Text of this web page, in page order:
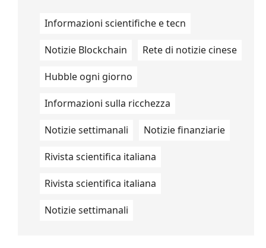
Informazioni scientifiche e tecn
Notizie Blockchain Rete di notizie cinese
Hubble ogni giorno
Informazioni sulla ricchezza
Notizie settimanali Notizie finanziarie
Rivista scientifica italiana
Rivista scientifica italiana
Notizie settimanali